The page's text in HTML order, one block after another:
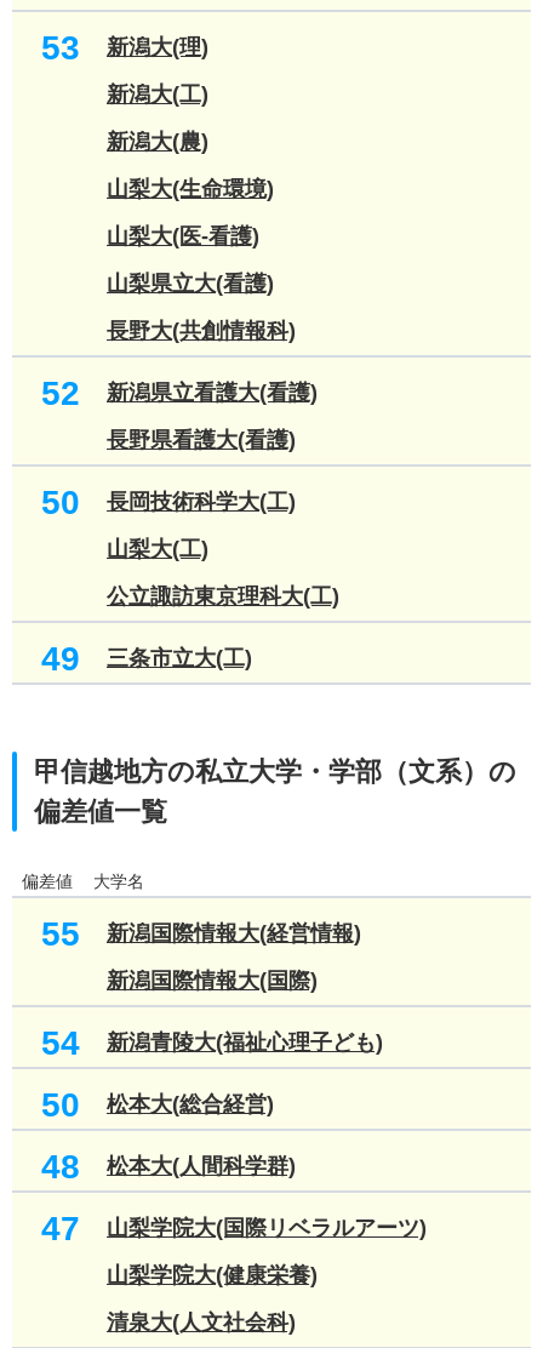
53
新潟大(理)
新潟大(工)
新潟大(農)
山梨大(生命環境)
山梨大(医-看護)
山梨県立大(看護)
長野大(共創情報科)
52
新潟県立看護大(看護)
長野県看護大(看護)
50
長岡技術科学大(工)
山梨大(工)
公立諏訪東京理科大(工)
49 三条市立大(工)
甲信越地方の私立大学・学部（文系）の
偏差値一覧
偏差値 大学名
55
新潟国際情報大(経営情報)
新潟国際情報大(国際)
54 新潟青陵大(福祉心理子ども)
50 松本大(総合経営)
48 松本大(人間科学群)
47
山梨学院大(国際リベラルアーツ)
山梨学院大(健康栄養)
清泉大(人文社会科)